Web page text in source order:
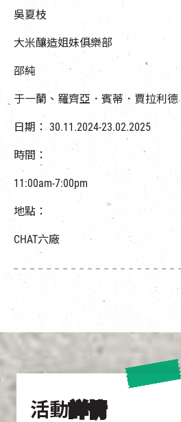
活動詳情
吳夏枝
大米釀造姐妹俱樂部
邵純
于一蘭、羅齊亞．賓蒂．賈拉利
日期： 30.11.2024-23.02.2025
時間：
11:00am-7:00pm
地點：
CHAT六廠